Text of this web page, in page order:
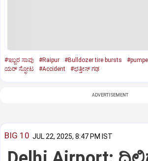
#ಇಬ್ಬರ ಸಾವು #Raipur #Bulldozer tire bursts
ಯರ್ ಸ್ಫೋಟ
#Accident #ಛತ್ತೀಸ್ ಗಢ
ADVERTISEMENT
BIG 10 JUL 22, 2025, 8:47 PM IST